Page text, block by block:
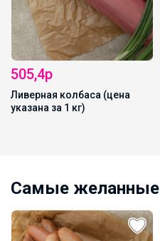
505,4р
Ливерная колбаса (цена
указана за 1 кг)
Самые желанные